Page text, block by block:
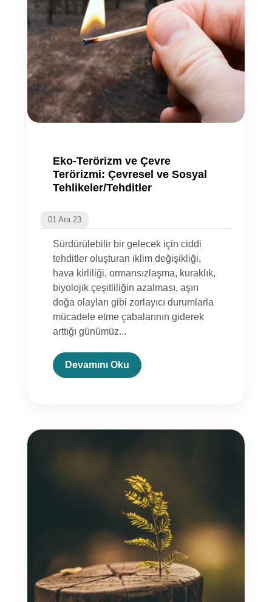
Eko-Terörizm ve Çevre
Terörizmi: Çevresel ve Sosyal
Tehlikeler/Tehditler
01 Ara 23
Sürdürülebilir bir gelecek için ciddi
tehditler oluşturan iklim değişikliği,
hava kirliliği, ormansızlaşma, kuraklık,
biyolojik çeşitliliğin azalması, aşırı
doğa olayları gibi zorlayıcı durumlarla
mücadele etme çabalarının giderek
arttığı günümüz...
Devamını Oku